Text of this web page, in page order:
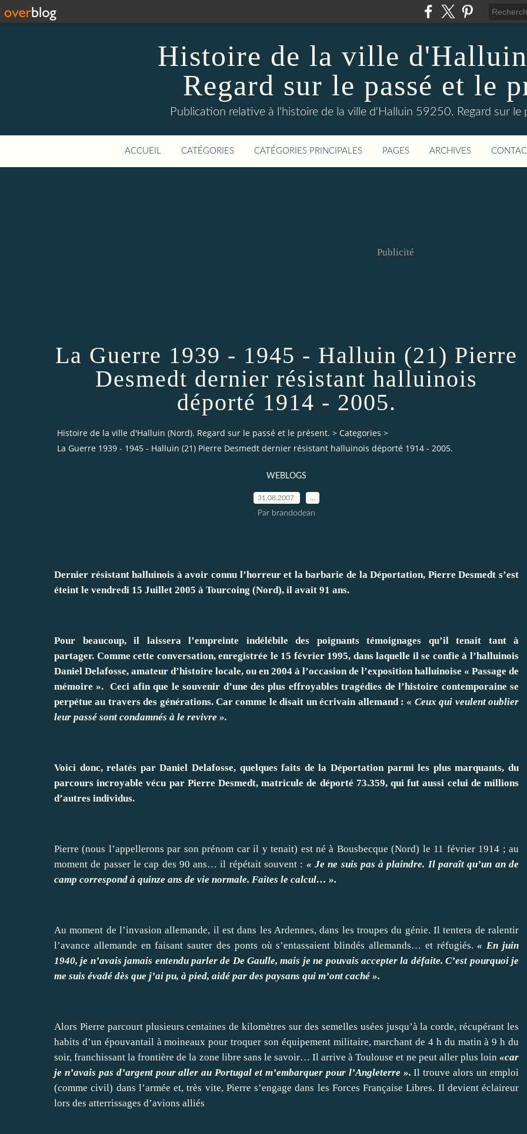
Histoire de la ville
Regard sur le passé et le
Publication relative à l'histoire de la ville d'Halluin 59250. Regard sur le
ACCUEIL CATÉGORIES CATÉGORIES PRINCIPALES PAGES ARCHIVES
Publicité
La Guerre 1939 - 1945 - Halluin (21) Pierre
Desmedt dernier résistant halluinois
déporté 1914 - 2005.
Histoire de la ville d'Halluin (Nord). Regard sur le passé et le présent. > Categories >
La Guerre 1939 - 1945 - Halluin (21) Pierre Desmedt dernier résistant halluinois déporté 1914 - 2005.
WEBLOGS
31.08.2007
Par brandodean
Dernier résistant halluinois à avoir connu l’horreur et la barbarie de la Déportation, Pierre Desmedt s’est
éteint le vendredi 15 Juillet 2005 à Tourcoing (Nord), il avait 91 ans.
Pour beaucoup, il laissera l’empreinte indélébile des poignants témoignages qu’il tenait tant à
partager. Comme cette conversation, enregistrée le 15 février 1995, dans laquelle il se confie à l’halluinois
Daniel Delafosse, amateur d’histoire locale, ou en 2004 à l’occasion de l’exposition halluinoise « Passage de
mémoire ». Ceci afin que le souvenir d’une des plus effroyables tragédies de l’histoire contemporaine se
perpétue au travers des générations. Car comme le disait un écrivain allemand : « Ceux qui veulent oublier
leur passé sont condamnés à le revivre ».
Voici donc, relatés par Daniel Delafosse, quelques faits de la Déportation parmi les plus marquants, du
parcours incroyable vécu par Pierre Desmedt, matricule de déporté 73.359, qui fut aussi celui de millions
d’autres individus.
Pierre (nous l’appellerons par son prénom car il y tenait) est né à Bousbecque (Nord) le 11 février 1914 ; au
moment de passer le cap des 90 ans… il répétait souvent : « Je ne suis pas à plaindre. Il paraît qu’un an de
camp correspond à quinze ans de vie normale. Faites le calcul… ».
Au moment de l’invasion allemande, il est dans les Ardennes, dans les troupes du génie. Il tentera de ralentir
l’avance allemande en faisant sauter des ponts où s’entassaient blindés allemands… et réfugiés.« En juin
1940, je n’avais jamais entendu parler de De Gaulle, mais je ne pouvais accepter la défaite. C’est pourquoi je
me suis évadé dès que j’ai pu, à pied, aidé par des paysans qui m’ont caché ».
Alors Pierre parcourt plusieurs centaines de kilomètres sur des semelles usées jusqu’à la corde, récupérant les
habits d’un épouvantail à moineaux pour troquer son équipement militaire, marchant de 4 h du matin à 9 h du
soir, franchissant la frontière de la zone libre sans le savoir… Il arrive à Toulouse et ne peut aller plus loin «car
je n’avais pas d’argent pour aller au Portugal et m’embarquer pour l’Angleterre ». Il trouve alors un emploi
(comme civil) dans l’armée et, très vite, Pierre s’engage dans les Forces Française Libres. Il devient éclaireur
lors des atterrissages d’avions alliés